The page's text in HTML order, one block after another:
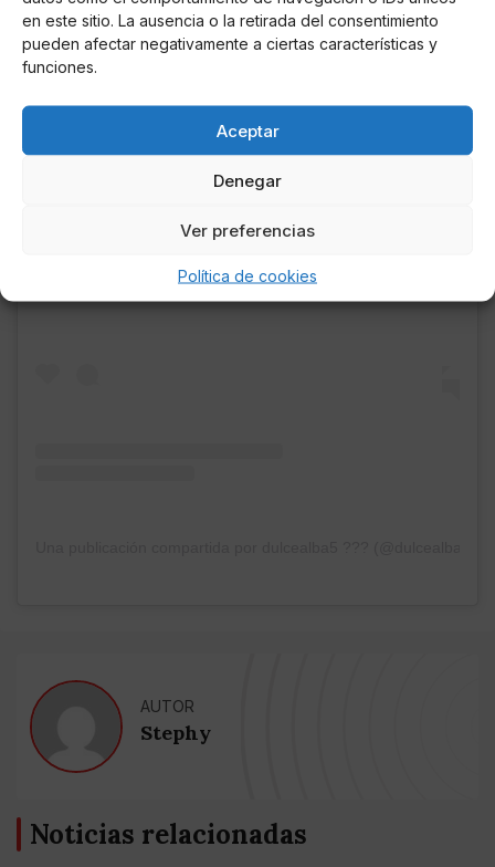
en este sitio. La ausencia o la retirada del consentimiento
pueden afectar negativamente a ciertas características y
funciones.
Aceptar
Denegar
Ver preferencias
Política de cookies
Ver esta publicación en Instagram
AUTOR
Stephy
Noticias relacionadas